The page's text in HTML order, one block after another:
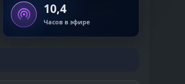
10,4
Часов в эфире